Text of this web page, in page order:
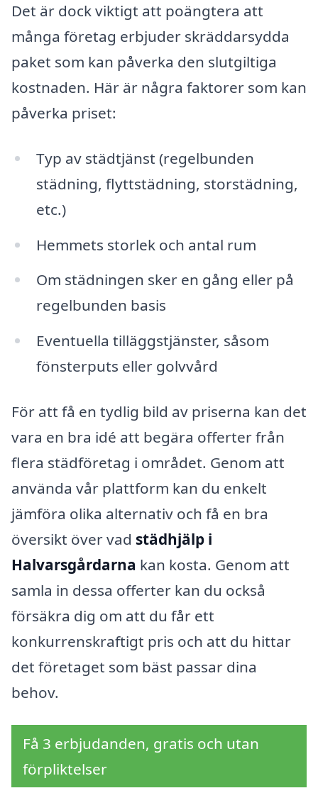
Det är dock viktigt att poängtera att
många företag erbjuder skräddarsydda
paket som kan påverka den slutgiltiga
kostnaden. Här är några faktorer som kan
påverka priset:
Typ av städtjänst (regelbunden
städning, flyttstädning, storstädning,
etc.)
Hemmets storlek och antal rum
Om städningen sker en gång eller på
regelbunden basis
Eventuella tilläggstjänster, såsom
fönsterputs eller golvvård
För att få en tydlig bild av priserna kan det
vara en bra idé att begära offerter från
flera städföretag i området. Genom att
använda vår plattform kan du enkelt
jämföra olika alternativ och få en bra
översikt över vad städhjälp i
Halvarsgårdarna kan kosta. Genom att
samla in dessa offerter kan du också
försäkra dig om att du får ett
konkurrenskraftigt pris och att du hittar
det företaget som bäst passar dina
behov.
Få 3 erbjudanden, gratis och utan
förpliktelser